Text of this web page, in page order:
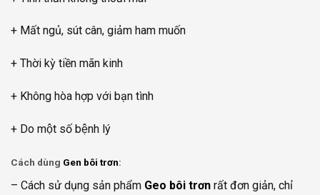
+ Mất ngủ, sút cân, giảm ham muốn
+ Thời kỳ tiền mãn kinh
+ Không hòa hợp với bạn tình
+ Do một số bệnh lý
Cách dùng Gen bôi trơn:
– Cách sử dụng sản phẩm Geo bôi trơn rất đơn giản, chỉ